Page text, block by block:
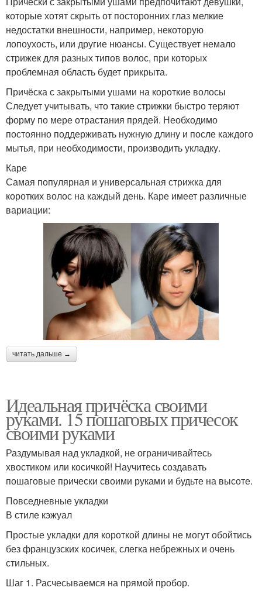
которые хотят скрыть от посторонних глаз мелкие
недостатки внешности, например, некоторую
лопоухость, или другие нюансы. Существует немало
стрижек для разных типов волос, при которых
проблемная область будет прикрыта.
Причёска с закрытыми ушами на короткие волосы
Следует учитывать, что такие стрижки быстро теряют
форму по мере отрастания прядей. Необходимо
постоянно поддерживать нужную длину и после каждого
мытья, при необходимости, производить укладку.
Каре
Самая популярная и универсальная стрижка для
коротких волос на каждый день. Каре имеет различные
вариации:
читать дальше →
Идеальная причёска своими
руками. 15 пошаговых причесок
своими руками
Раздумывая над укладкой, не ограничивайтесь
хвостиком или косичкой! Научитесь создавать
пошаговые прически своими руками и будьте на высоте.
Повседневные укладки
В стиле кэжуал
Простые укладки для короткой длины не могут обойтись
без французских косичек, слегка небрежных и очень
стильных.
Шаг 1. Расчесываемся на прямой пробор.